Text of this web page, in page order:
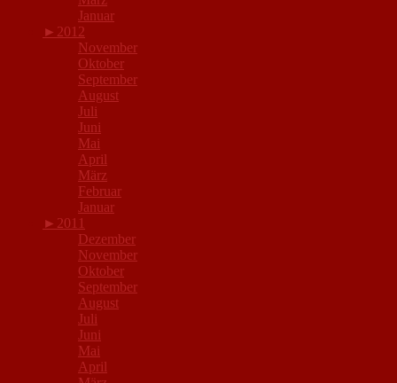
Januar
► 2012
November
Oktober
September
August
Juli
Juni
Mai
April
März
Februar
Januar
► 2011
Dezember
November
Oktober
September
August
Juli
Juni
Mai
April